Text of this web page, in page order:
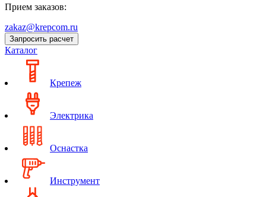
Прием заказов:
zakaz@krepcom.ru
Запросить расчет
Каталог
Крепеж
Электрика
Оснастка
Инструмент